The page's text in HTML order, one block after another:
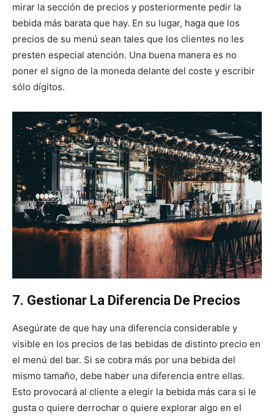
mirar la sección de precios y posteriormente pedir la
bebida más barata que hay. En su lugar, haga que los
precios de su menú sean tales que los clientes no les
presten especial atención. Una buena manera es no
poner el signo de la moneda delante del coste y escribir
sólo dígitos.
7. Gestionar La Diferencia De Precios
Asegúrate de que hay una diferencia considerable y
visible en los precios de las bebidas de distinto precio en
el menú del bar. Si se cobra más por una bebida del
mismo tamaño, debe haber una diferencia entre ellas.
Esto provocará al cliente a elegir la bebida más cara si le
gusta o quiere derrochar o quiere explorar algo en el